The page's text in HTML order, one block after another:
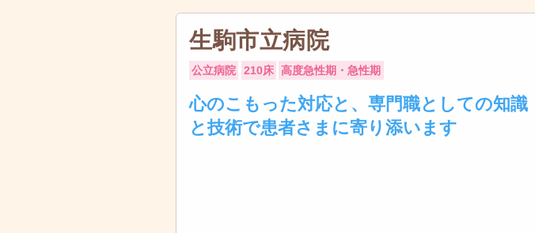
生駒市立病院
公立病院 210床 高度急性期・急性期
心のこもった対応と、専門職としての知識
と技術で患者さまに寄り添います